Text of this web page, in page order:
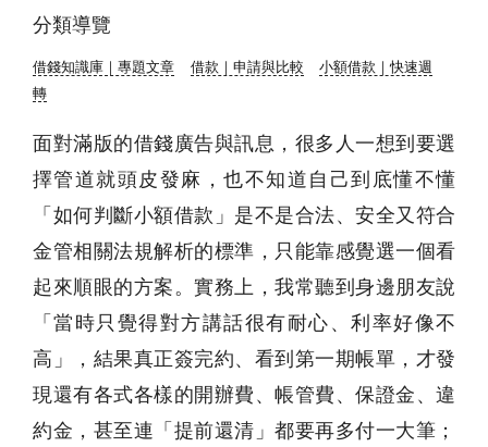
分類導覽
借錢知識庫｜專題文章 借款｜申請與比較
小額借款｜快速週
轉
面對滿版的借錢廣告與訊息，很多人一想到要選
擇管道就頭皮發麻，也不知道自己到底懂不懂
「如何判斷小額借款」是不是合法、安全又符合
金管相關法規解析的標準，只能靠感覺選一個看
起來順眼的方案。實務上，我常聽到身邊朋友說
「當時只覺得對方講話很有耐心、利率好像不
高」，結果真正簽完約、看到第一期帳單，才發
現還有各式各樣的開辦費、帳管費、保證金、違
約金，甚至連「提前還清」都要再多付一大筆；